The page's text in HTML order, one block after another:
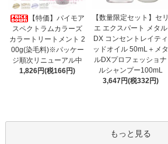
【特価】パイモア
スペクトラムカラーズ
カラートリートメント 2
00g(染毛料)※パッケー
ジ順次リニューアル中
1,826円(税166円)
【数量限定セット】セリ
エ エクスパート メタル
DX コンセントレイティ
ッドオイル 50mL＋メタ
ルDXプロフェッショナ
ルシャンプー100mL
3,647円(税332円)
もっと見る